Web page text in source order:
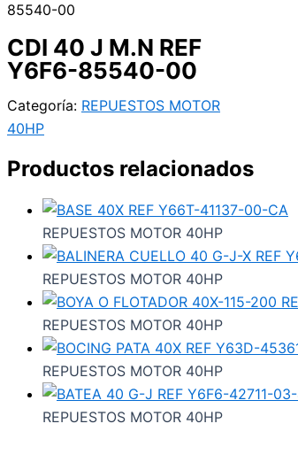
85540-00
CDI 40 J M.N REF
Y6F6-85540-00
Categoría: REPUESTOS MOTOR
40HP
Productos relacionados
REPUESTOS MOTOR 40HP
REPUESTOS MOTOR 40HP
REPUESTOS MOTOR 40HP
REPUESTOS MOTOR 40HP
REPUESTOS MOTOR 40HP